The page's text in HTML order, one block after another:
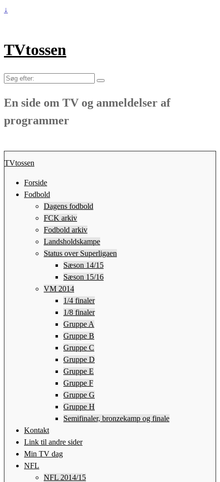
↓
TVtossen
Søg
En side om TV og anmeldelser af
programmer
TVtossen
Forside
Fodbold
Dagens fodbold
FCK arkiv
Fodbold arkiv
Landsholdskampe
Status over Superligaen
Sæson 14/15
Sæson 15/16
VM 2014
1/4 finaler
1/8 finaler
Gruppe A
Gruppe B
Gruppe C
Gruppe D
Gruppe E
Gruppe F
Gruppe G
Gruppe H
Semifinaler, bronzekamp og finale
Kontakt
Link til andre sider
Min TV dag
NFL
NFL 2014/15